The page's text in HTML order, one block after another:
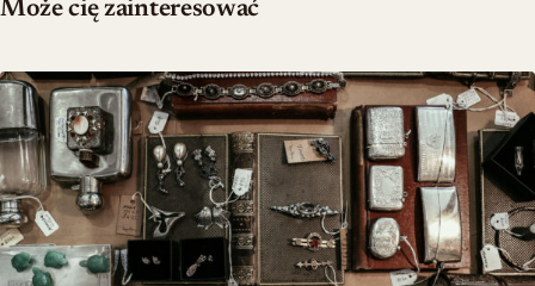
Może cię zainteresować
Teoria biżuterii w dekoracji — jak budować osobisty styl wnętrza